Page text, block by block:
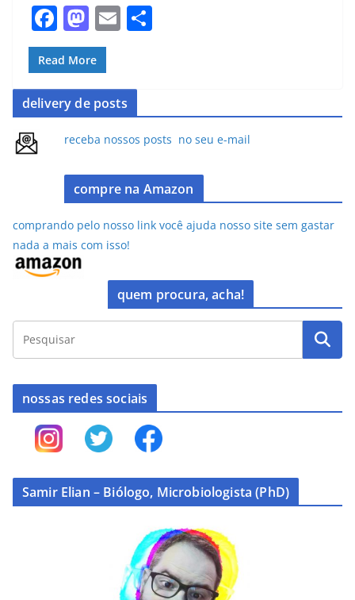
F
a
c
e
b
o
o
k
M
a
st
o
d
o
n
E
l
Read More
delivery de posts
receba nossos posts no seu e-mail
compre na Amazon
comprando pelo nosso link você ajuda nosso site sem gastar
nada a mais com isso!
quem procura, acha!
nossas redes sociais
Samir Elian – Biólogo, Microbiologista (PhD)